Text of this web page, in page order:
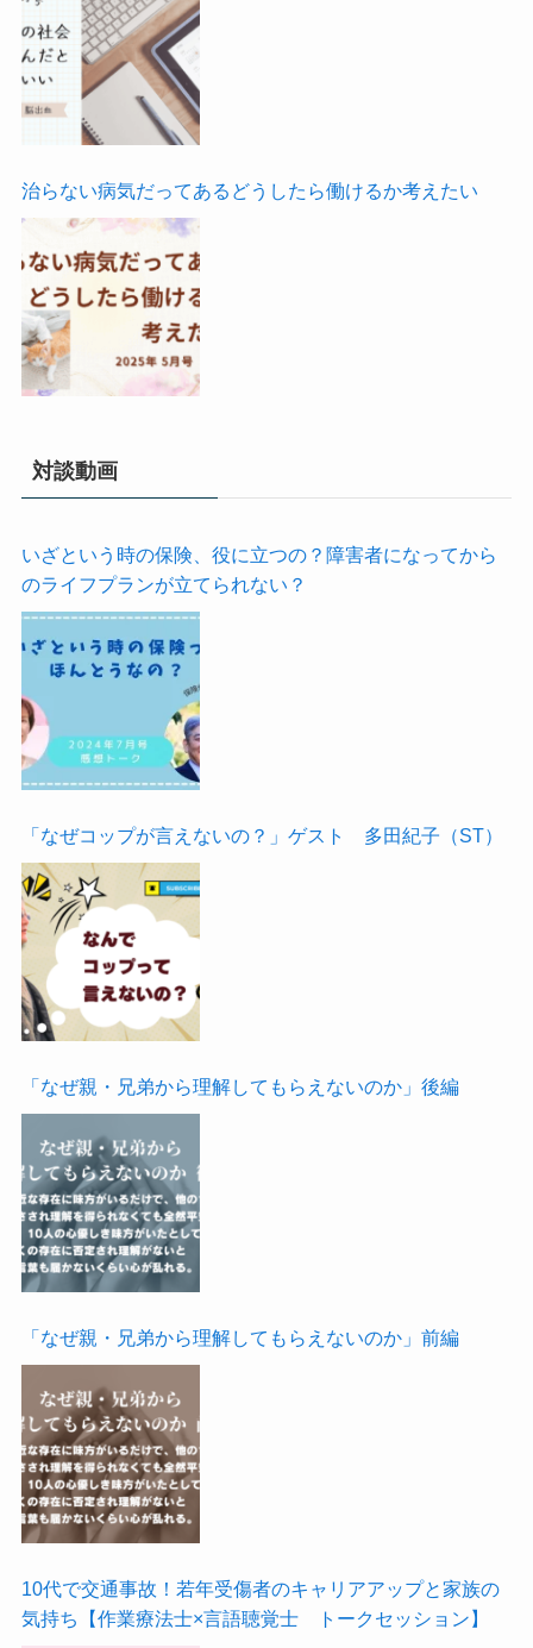
治らない病気だってあるどうしたら働けるか考えたい
対談動画
いざという時の保険、役に立つの？障害者になってから
のライフプランが立てられない？
「なぜコップが言えないの？」ゲスト 多田紀子（ST）
「なぜ親・兄弟から理解してもらえないのか」後編
「なぜ親・兄弟から理解してもらえないのか」前編
10代で交通事故！若年受傷者のキャリアアップと家族の
気持ち【作業療法士×言語聴覚士 トークセッション】